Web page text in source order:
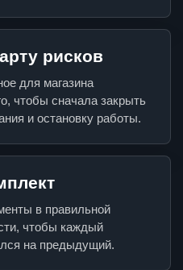
рисков
для магазина
чтобы сначала закрыть
и остановку работы.
в правильной
чтобы каждый
на предыдущий.